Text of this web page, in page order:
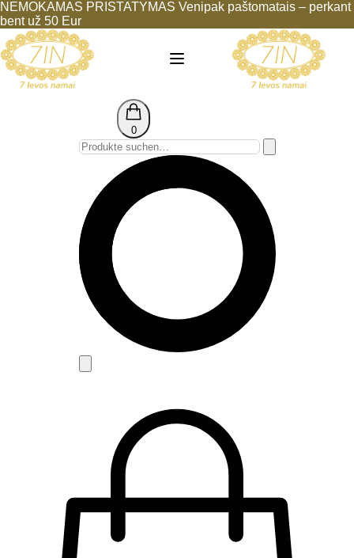
NEMOKAMAS PRISTATYMAS Venipak paštomatais – perkant
bent už 50 Eur
0